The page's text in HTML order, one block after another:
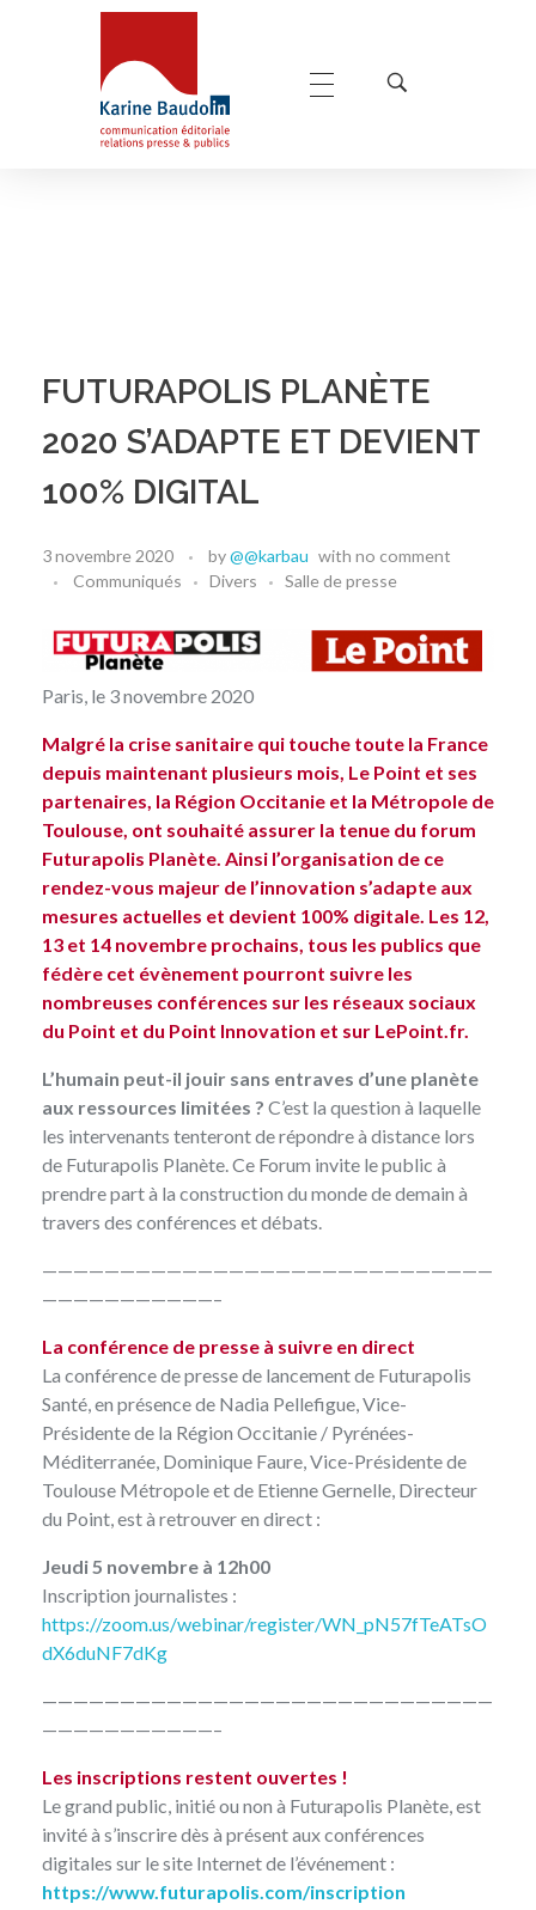
FUTURAPOLIS PLANÈTE
2020 S’ADAPTE ET DEVIENT
100% DIGITAL
3 novembre 2020 by@@karbau with no comment
Communiqués
Divers Salle de presse
Paris, le 3 novembre 2020
Malgré la crise sanitaire qui touche toute la France
depuis maintenant plusieurs mois, Le Point et ses
partenaires, la Région Occitanie et la Métropole de
Toulouse, ont souhaité assurer la tenue du forum
Futurapolis Planète. Ainsi l’organisation de ce
rendez-vous majeur de l’innovation s’adapte aux
mesures actuelles et devient 100% digitale. Les 12,
13 et 14 novembre prochains, tous les publics que
fédère cet évènement pourront suivre les
nombreuses conférences sur les réseaux sociaux
du Point et du Point Innovation et sur LePoint.fr.
L’humain peut-il jouir sans entraves d’une planète
aux ressources limitées ? C’est la question à laquelle
les intervenants tenteront de répondre à distance lors
de Futurapolis Planète. Ce Forum invite le public à
prendre part à la construction du monde de demain à
travers des conférences et débats.
—————————————————————————————
———————————–
La conférence de presse à suivre en direct
La conférence de presse de lancement de Futurapolis
Santé, en présence de Nadia Pellefigue, Vice-
Présidente de la Région Occitanie / Pyrénées-
Méditerranée, Dominique Faure, Vice-Présidente de
Toulouse Métropole et de Etienne Gernelle, Directeur
du Point, est à retrouver en direct :
Jeudi 5 novembre à 12h00
Inscription journalistes :
https://zoom.us/webinar/register/WN_pN57fTeATsO
dX6duNF7dKg
—————————————————————————————
———————————–
Les inscriptions restent ouvertes !
Le grand public, initié ou non à Futurapolis Planète, est
invité à s’inscrire dès à présent aux conférences
digitales sur le site Internet de l’événement :
https://www.futurapolis.com/inscription